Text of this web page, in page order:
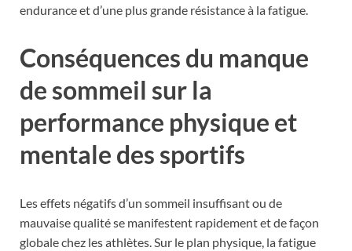
endurance et d’une plus grande résistance à la fatigue.
Conséquences du manque
de sommeil sur la
performance physique et
mentale des sportifs
Les effets négatifs d’un sommeil insuffisant ou de
mauvaise qualité se manifestent rapidement et de façon
globale chez les athlètes. Sur le plan physique, la fatigue